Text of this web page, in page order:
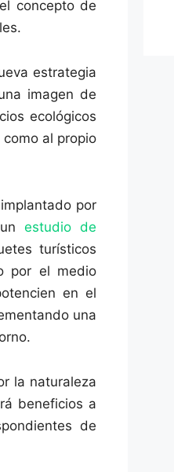
concepto de
estrategia
imagen de
ecológicos
al propio
por
unestudio de
turísticos
por el medio
en el
una
la naturaleza
beneficios a
de